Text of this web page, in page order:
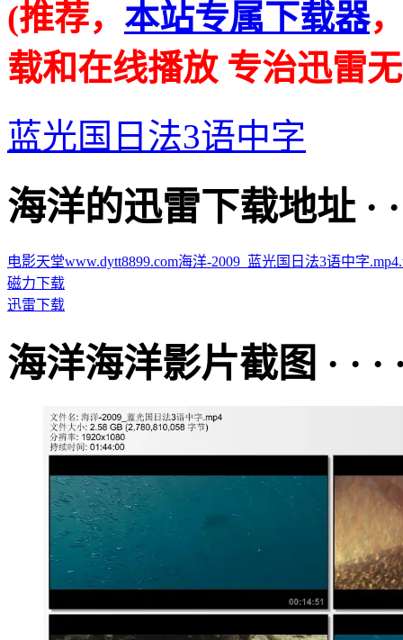
(推荐， 本站专属下载器
载和在线播放 专治迅雷
蓝光国日法3语中字
海洋的迅雷下载地址 · ·
电影天堂www.dytt8899.com海洋-2009_蓝光国日法3语中字
磁力下载
迅雷下载
海洋海洋影片截图 · · ·